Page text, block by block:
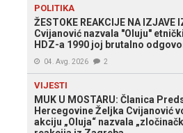
POLITIKA
ŽESTOKE REAKCIJE NA IZJAVE
Cvijanović nazvala "Oluju"
HDZ-a 1990 joj brutalno
04. Avg. 2026 2
VIJESTI
MUK U MOSTARU: Članica
Hercegovine Željka Cvijanović
akciju „Oluja“ nazvala